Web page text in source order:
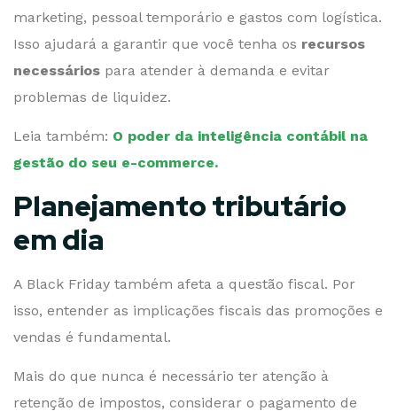
marketing, pessoal temporário e gastos com logística.
Isso ajudará a garantir que você tenha os recursos
necessários para atender à demanda e evitar
problemas de liquidez.
Leia também: O poder da inteligência contábil na
gestão do seu e-commerce.
Planejamento tributário
em dia
A Black Friday também afeta a questão fiscal. Por
isso, entender as implicações fiscais das promoções e
vendas é fundamental.
Mais do que nunca é necessário ter atenção à
retenção de impostos, considerar o pagamento de